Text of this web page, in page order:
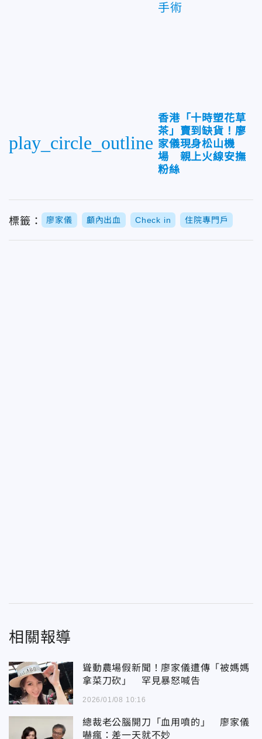
手術
play_circle_outline
香港「十時塑花草
茶」賣到缺貨！廖
家儀現身松山機
場 親上火線安撫
粉絲
標籤： 廖家儀 顱內出血 Check in 住院專門戶
相關報導
聳動農場假新聞！廖家儀遭傳「被媽媽
拿菜刀砍」 罕見暴怒喊告
2026/01/08 10:16
總裁老公腦開刀「血用噴的」 廖家儀
嚇瘋：差一天就不妙